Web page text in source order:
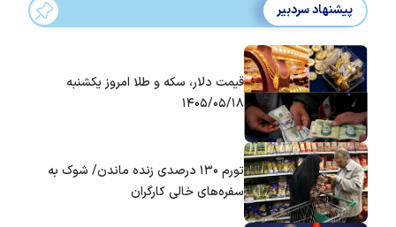
پیشنهاد سردبیر
قیمت دلار، سکه و طلا امروز یکشنبه
۱۴۰۵/۰۵/۱۸
تورم ۱۳۰ درصدی زنده ماندن/ شوک به
سفره‌های خالی کارگران